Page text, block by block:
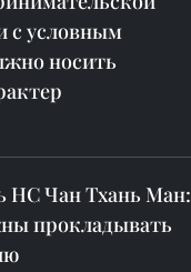
с условным
носить
НС Чан Тхань Ман:
прокладывать